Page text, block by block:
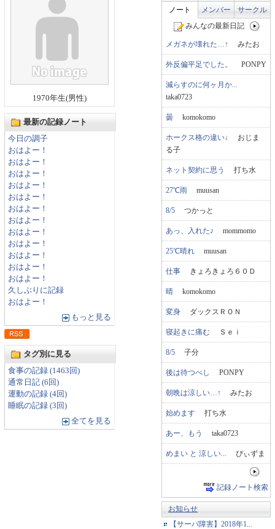
1970年生(男性)
最新の記録ノート
今日の調子
おはよー！
おはよー！
おはよー！
おはよー！
おはよー！
おはよー！
おはよー！
おはよー！
おはよー！
おはよー！
おはよー！
おはよー！
久しぶりに記録
おはよー！
もっと見る
タグ別に見る
食事の記録 (1463回)
通常日記 (6回)
運動の記録 (4回)
睡眠の記録 (3回)
全てを見る
ノート
メンバー
サークル
みんなの最新日記
メガネが壊れた…↑ みたお
外反偏平足でした。 PONPY
減らすのに何ヶ月か...
taka0723
曇 komokomo
ホークス格の違い↓ おじま
る子
ネット契約に思う 打ち水
27℃雨 muusan
8/5 つかっと
あっ、入れた♪ mommomo
25℃晴れ muusan
仕事 きょろきょろ６０Ｄ
晴 komokomo
変身 ダックスＲＯＮ
寝起きに痛む Ｓｅｉ
8/5 子分
後は待つべし PONPY
朝晩は涼しい…↑ みたお
始めます 打ち水
あー、もう taka0723
めまい と 涼しい... ぴぃずま
記録ノート検索
お知らせ
【サーバ障害】2018年1...